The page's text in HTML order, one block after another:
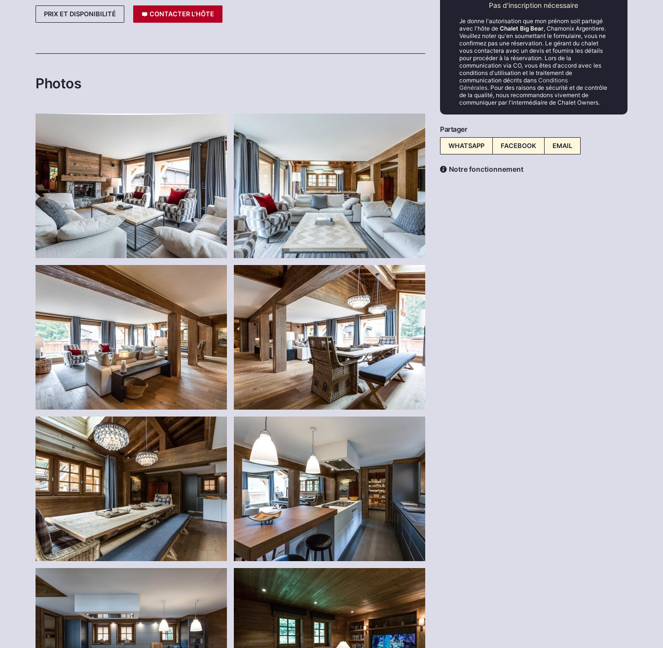
PRIX ET DISPONIBILITÉ CONTACTER L'HÔTE
Photos
Pas d'inscription nécessaire
Je donne l'autorisation que mon prénom soit partagé
avec l'hôte de Chalet Big Bear, Chamonix Argentiere.
Veuillez noter qu'en soumettant le formulaire, vous ne
confirmez pas une réservation. Le gérant du chalet
vous contactera avec un devis et fournira les détails
pour procéder à la réservation. Lors de la
communication via CO, vous êtes d'accord avec les
conditions d'utilisation et le traitement de
communication décrits dans Conditions
Générales. Pour des raisons de sécurité et de contrôle
de la qualité, nous recommandons vivement de
communiquer par l'intermédiaire de Chalet Owners.
Partager
WHATSAPP FACEBOOK EMAIL
Notre fonctionnement